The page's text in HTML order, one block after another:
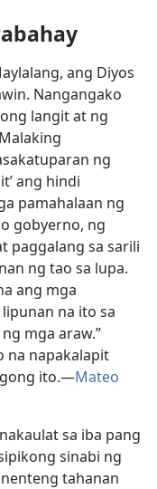
ang Diyos
Nangangako
langit at ng
ng
ang hindi
pamahalaan ng
gobyerno, ng
paggalang sa sarili
ng tao sa lupa.
ang mga
na ito sa
mga araw.”
na napakalapit
ito.​—Mateo
sa iba pang
sinabi ng
tahanan